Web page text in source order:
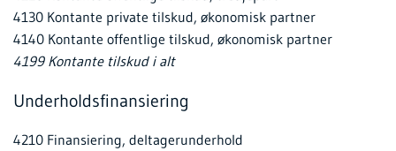
4130 Kontante private tilskud, økonomisk partner
4140 Kontante offentlige tilskud, økonomisk partner
4199 Kontante tilskud i alt
Underholdsfinansiering
4210 Finansiering, deltagerunderhold